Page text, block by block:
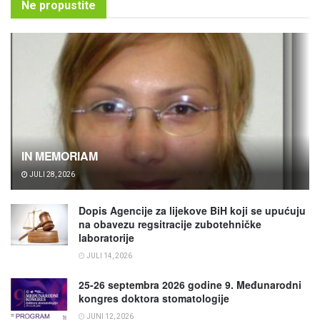
Ne propustite
IN MEMORIAM
JULI 28, 2026
Dopis Agencije za lijekove BiH koji se upućuju
na obavezu regsitracije zubotehničke
laboratorije
JULI 14, 2026
25-26 septembra 2026 godine 9. Međunarodni
kongres doktora stomatologije
JUNI 12, 2026